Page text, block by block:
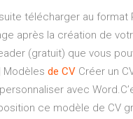
télécharger au format
après la création de
(gratuit) que vous
Modèles de CV Créer un
avec
ce modèle de CV